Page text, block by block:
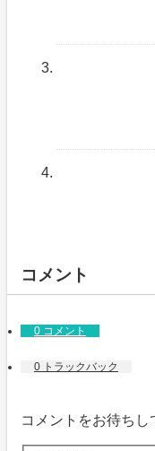
コメント
0 コメント
0 トラックバック
コメントをお待ちし